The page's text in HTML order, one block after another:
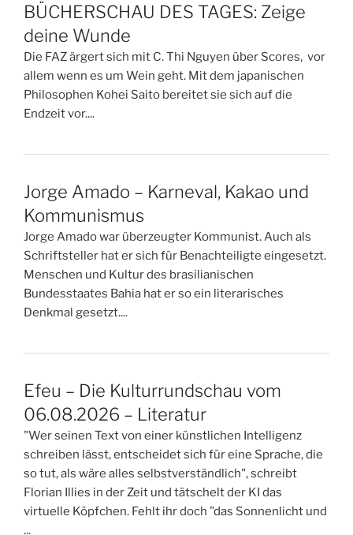
BÜCHERSCHAU DES TAGES: Zeige
deine Wunde
Die FAZ ärgert sich mit C. Thi Nguyen über Scores, vor
allem wenn es um Wein geht. Mit dem japanischen
Philosophen Kohei Saito bereitet sie sich auf die
Endzeit vor....
Jorge Amado – Karneval, Kakao und
Kommunismus
Jorge Amado war überzeugter Kommunist. Auch als
Schriftsteller hat er sich für Benachteiligte eingesetzt.
Menschen und Kultur des brasilianischen
Bundesstaates Bahia hat er so ein literarisches
Denkmal gesetzt....
Efeu – Die Kulturrundschau vom
06.08.2026 – Literatur
"Wer seinen Text von einer künstlichen Intelligenz
schreiben lässt, entscheidet sich für eine Sprache, die
so tut, als wäre alles selbstverständlich", schreibt
Florian Illies in der Zeit und tätschelt der KI das
virtuelle Köpfchen. Fehlt ihr doch "das Sonnenlicht und
...